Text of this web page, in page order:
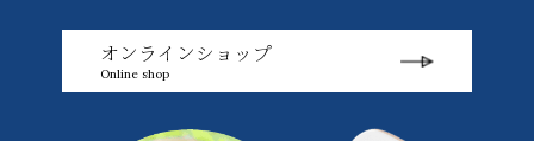
オンラインショップ
Online shop